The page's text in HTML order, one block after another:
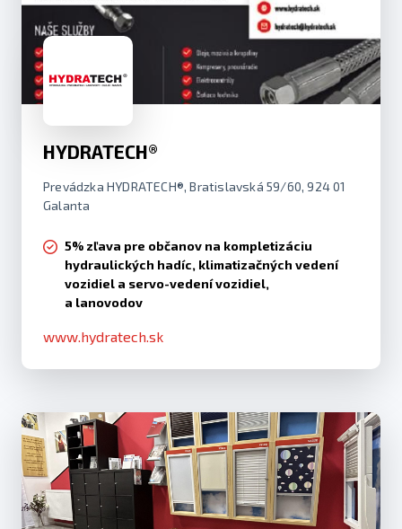
HYDRATECH®
Prevádzka HYDRATECH®, Bratislavská 59/60, 924 01
Galanta
5% zľava pre občanov na kompletizáciu
hydraulických hadíc, klimatizačných vedení
vozidiel a servo-vedení vozidiel,
a lanovodov
www.hydratech.sk